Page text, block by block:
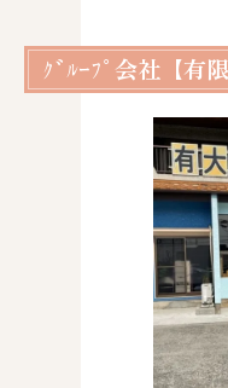
ｸﾞﾙｰﾌﾟ会社【有